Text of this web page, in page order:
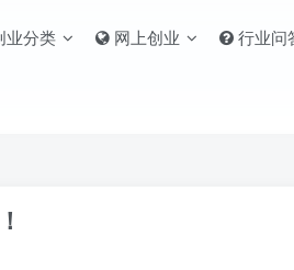
业分类 网上创业 行业问